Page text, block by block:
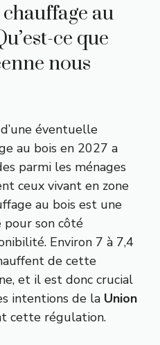
au
ce que
nous
éventuelle
au bois en 2027 a
parmi les ménages
ceux vivant en zone
au bois est une
pour son côté
Environ 7 à 7,4
de cette
et il est donc crucial
intentions de la Union
cette régulation.